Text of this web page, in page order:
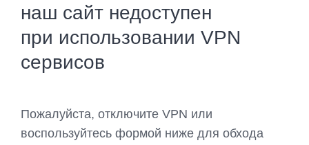
наш сайт недоступен
при использовании VPN
сервисов
Пожалуйста, отключите VPN или
воспользуйтесь формой ниже для обхода